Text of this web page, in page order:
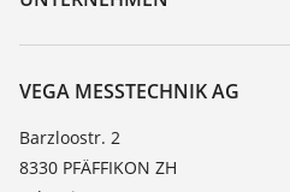
Beständigkeitsliste
TeamViewer
Über VEGA
Kontakt
News
Presse
VEGA MESSTECHNIK AG
Barzloostr. 2
8330 PFÄFFIKON ZH